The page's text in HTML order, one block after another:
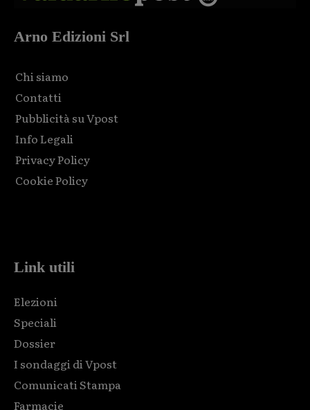
Arno Edizioni Srl
Chi siamo
Contatti
Pubblicità su Vpost
Info Legali
Privacy Policy
Cookie Policy
Link utili
Elezioni
Speciali
Dossier
I sondaggi di Vpost
Comunicati Stampa
Farmacie